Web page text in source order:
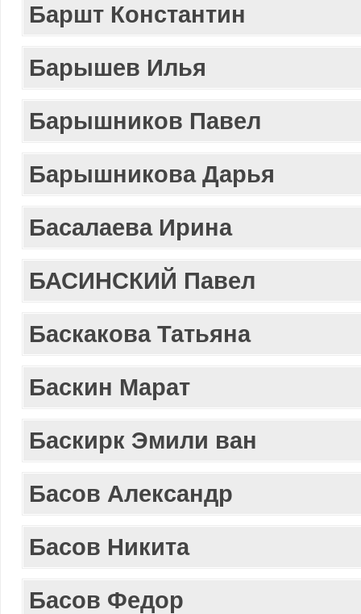
Баршт Константин
Барышев Илья
Барышников Павел
Барышникова Дарья
Басалаева Ирина
БАСИНСКИЙ Павел
Баскакова Татьяна
Баскин Марат
Баскирк Эмили ван
Басов Александр
Басов Никита
Басов Федор